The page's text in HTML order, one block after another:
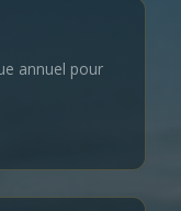
annuel pour